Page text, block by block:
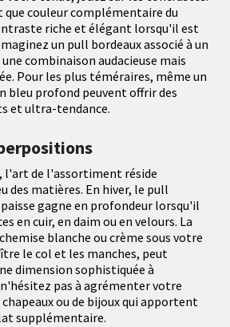
couleur complémentaire du
riche et élégant lorsqu'il est
un pull bordeaux associé à un
combinaison audacieuse mais
Pour les plus téméraires, même un
bleu profond peuvent offrir des
et ultra-tendance.
l'art de l'assortiment réside
des matières. En hiver, le pull
gagne en profondeur lorsqu'il
en cuir, en daim ou en velours. La
blanche ou crème sous votre
le col et les manches, peut
dimension sophistiquée à
pas à agrémenter votre
ou de bijoux qui apportent
supplémentaire.